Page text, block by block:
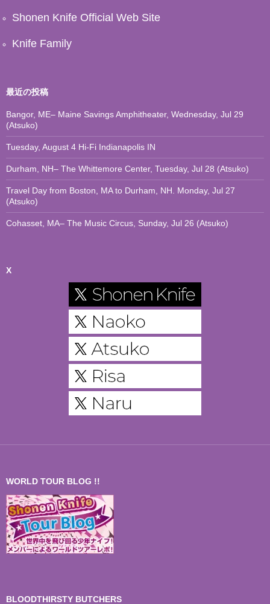
Shonen Knife Official Web Site
Knife Family
最近の投稿
Bangor, ME– Maine Savings Amphitheater, Wednesday, Jul 29
(Atsuko)
Tuesday, August 4 Hi-Fi Indianapolis IN
Durham, NH– The Whittemore Center, Tuesday, Jul 28 (Atsuko)
Travel Day from Boston, MA to Durham, NH. Monday, Jul 27
(Atsuko)
Cohasset, MA– The Music Circus, Sunday, Jul 26 (Atsuko)
X
WORLD TOUR BLOG !!
BLOODTHIRSTY BUTCHERS